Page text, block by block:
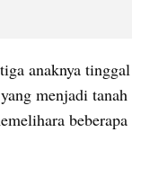
anaknya tinggal
menjadi tanah
beberapa